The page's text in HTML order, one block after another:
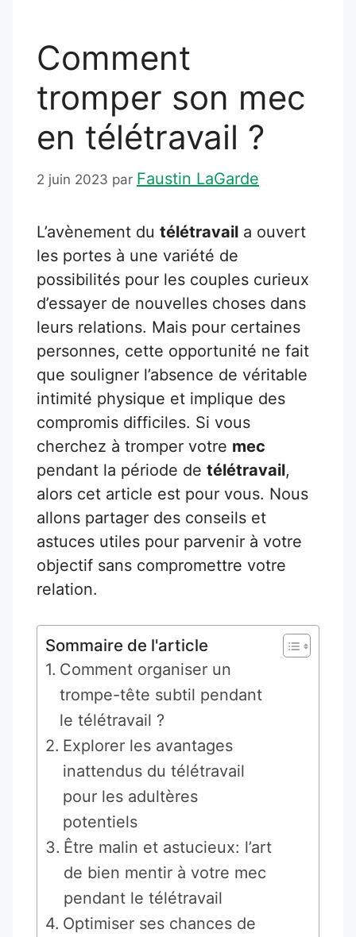
Comment
tromper son mec
en télétravail ?
2 juin 2023 par Faustin LaGarde
L’avènement du télétravail a ouvert
les portes à une variété de
possibilités pour les couples curieux
d’essayer de nouvelles choses dans
leurs relations. Mais pour certaines
personnes, cette opportunité ne fait
que souligner l’absence de véritable
intimité physique et implique des
compromis difficiles. Si vous
cherchez à tromper votre mec
pendant la période de télétravail,
alors cet article est pour vous. Nous
allons partager des conseils et
astuces utiles pour parvenir à votre
objectif sans compromettre votre
relation.
Sommaire de l'article
Comment organiser un
trompe-tête subtil pendant
le télétravail ?
Explorer les avantages
inattendus du télétravail
pour les adultères
potentiels
Être malin et astucieux: l’art
de bien mentir à votre mec
pendant le télétravail
Optimiser ses chances de